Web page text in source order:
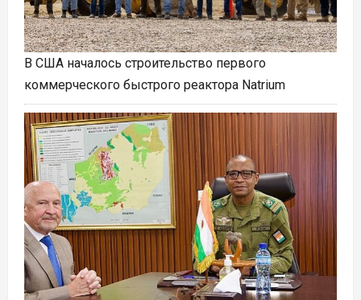
В США началось строительство первого
коммерческого быстрого реактора Natrium